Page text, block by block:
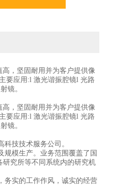
，坚固耐用并为客户提供像
主要应用:l 激光谐振腔镜l 光路
镜。
，坚固耐用并为客户提供像
主要应用:l 激光谐振腔镜l 光路
镜。
技技术服务公司。
规模生产。业务范围覆盖了国
究所等不同系统内的研究机
务实的工作作风，诚实的经营